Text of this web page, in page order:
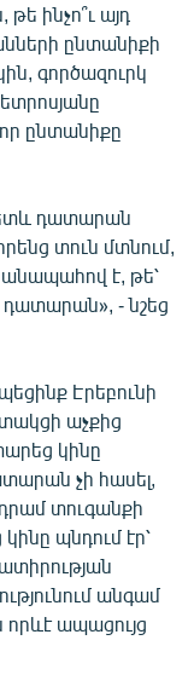
ինչո՞ւ այդ
ընտանիքի
գործազուրկ
ընտանիքը
դատարան
տուն մտնում,
անապահով է, թե՝
դատարան», - նշեց
Էրեբունի
աչքից
կինը
չի հասել,
տուգանքի
պնդում էր՝
անգամ
որևէ ապացույց